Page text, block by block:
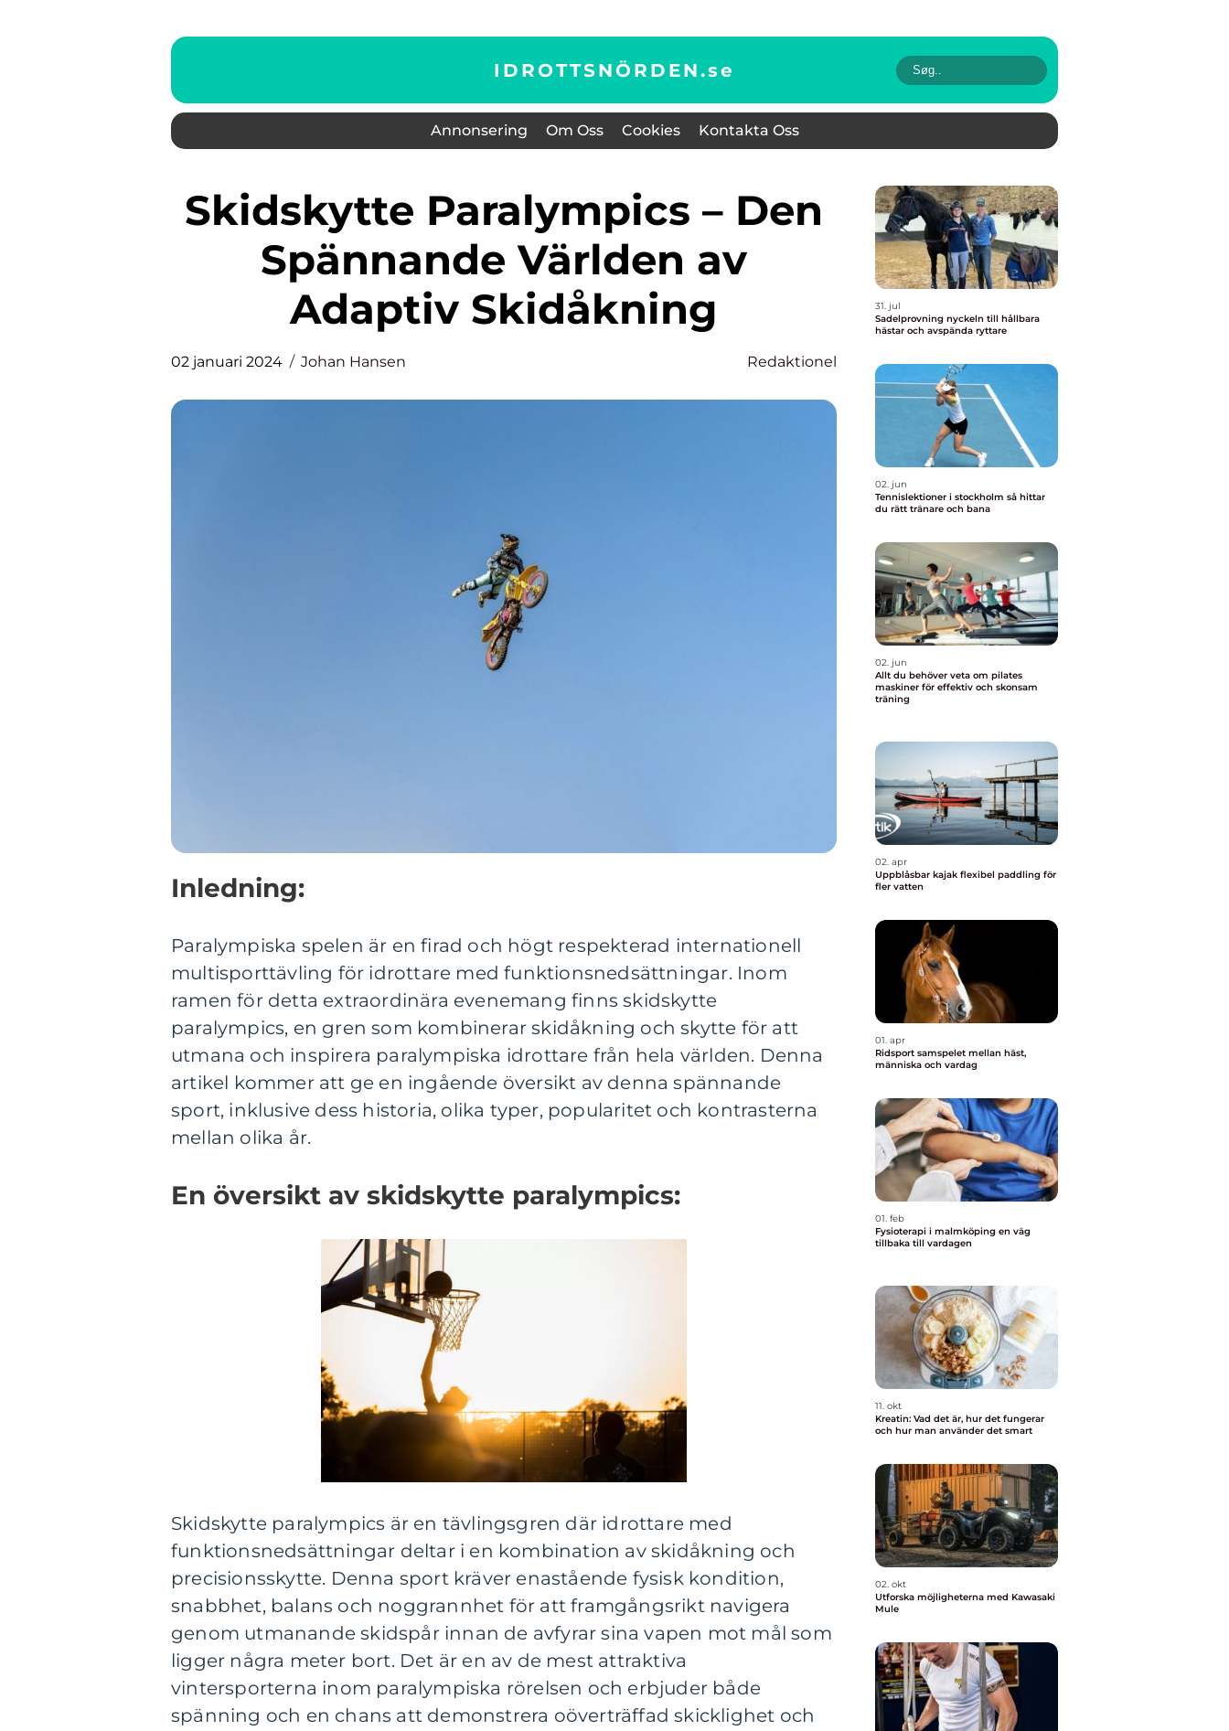
IDROTTSNÖRDEN.se
Annonsering Om Oss Cookies Kontakta Oss
Skidskytte Paralympics – Den
Spännande Världen av
Adaptiv Skidåkning
02 januari 2024 Johan Hansen Redaktionel
Inledning:
Paralympiska spelen är en firad och högt respekterad internationell
multisporttävling för idrottare med funktionsnedsättningar. Inom
ramen för detta extraordinära evenemang finns skidskytte
paralympics, en gren som kombinerar skidåkning och skytte för att
utmana och inspirera paralympiska idrottare från hela världen. Denna
artikel kommer att ge en ingående översikt av denna spännande
sport, inklusive dess historia, olika typer, popularitet och kontrasterna
mellan olika år.
En översikt av skidskytte paralympics:
Skidskytte paralympics är en tävlingsgren där idrottare med
funktionsnedsättningar deltar i en kombination av skidåkning och
precisionsskytte. Denna sport kräver enastående fysisk kondition,
snabbhet, balans och noggrannhet för att framgångsrikt navigera
genom utmanande skidspår innan de avfyrar sina vapen mot mål som
ligger några meter bort. Det är en av de mest attraktiva
vintersporterna inom paralympiska rörelsen och erbjuder både
spänning och en chans att demonstrera oöverträffad skicklighet och
31. jul
Sadelprovning nyckeln till hållbara
hästar och avspända ryttare
02. jun
Tennislektioner i stockholm så hittar
du rätt tränare och bana
02. jun
Allt du behöver veta om pilates
maskiner för effektiv och skonsam
träning
02. apr
Uppblåsbar kajak flexibel paddling för
fler vatten
01. apr
Ridsport samspelet mellan häst,
människa och vardag
01. feb
Fysioterapi i malmköping en väg
tillbaka till vardagen
11. okt
Kreatin: Vad det är, hur det fungerar
och hur man använder det smart
02. okt
Utforska möjligheterna med Kawasaki
Mule